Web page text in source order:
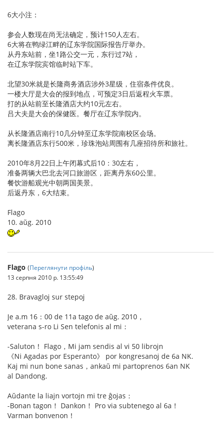
6大小注：
参会人数现在尚无法确定，预计150人左右。
6大将在鸭绿江畔的辽东学院国际报告厅举办。
从丹东站前，坐1路公交一元，东行过7站，
在辽东学院宾馆临时站下车。
北望30米就是长隆商务酒店涉外3星级，住宿条件优良。
一楼大厅是大会的报到地点，可预定3日后返程火车票。
打的从站前至长隆酒店大约10元左右。
吕大夫是大会的保健医。餐厅在辽东学院内。
从长隆酒店南行10几分钟至辽东学院南校区会场。
离长隆酒店东行500米，珍珠泡站周围有几座招待所和旅社。
2010年8月22日上午闭幕式后10：30左右，
准备两辆大巴北去河口旅游区，距离丹东60公里。
餐饮游船观光中朝两国美景。
后返丹东，6大结束。
Flago
10. aŭg. 2010
Flago (Переглянути профіль)
13 серпня 2010 р. 13:55:49
28. Bravagloj sur stepoj
Je a.m 16：00 de 11a tago de aŭg. 2010，
veterana s-ro Li Sen telefonis al mi：
-Saluton！ Flago，Mi jam sendis al vi 50 librojn
《Ni Agadas por Esperanto》 por kongresanoj de 6a NK.
Kaj mi nun bone sanas，ankaŭ mi partoprenos 6an NK
al Dandong.
Aŭdante la liajn vortojn mi tre ĝojas：
-Bonan tagon！ Dankon！ Pro via subtenego al 6a！
Varman bonvenon！